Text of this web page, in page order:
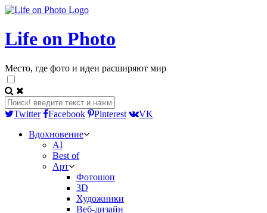
Life on Photo
Место, где фото и идеи расширяют мир
Twitter Facebook Pinterest
VK
Вдохновение
AI
Best of
Арт
Фотошоп
3D
Художники
Веб-дизайн